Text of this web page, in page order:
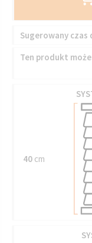
Sugerowany czas
Ten produkt
40 cm